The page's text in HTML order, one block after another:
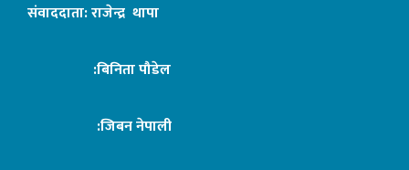
संवाददाता: राजेन्द्र थापा
:बिनिता पौडेल
:जिबन नेपाली